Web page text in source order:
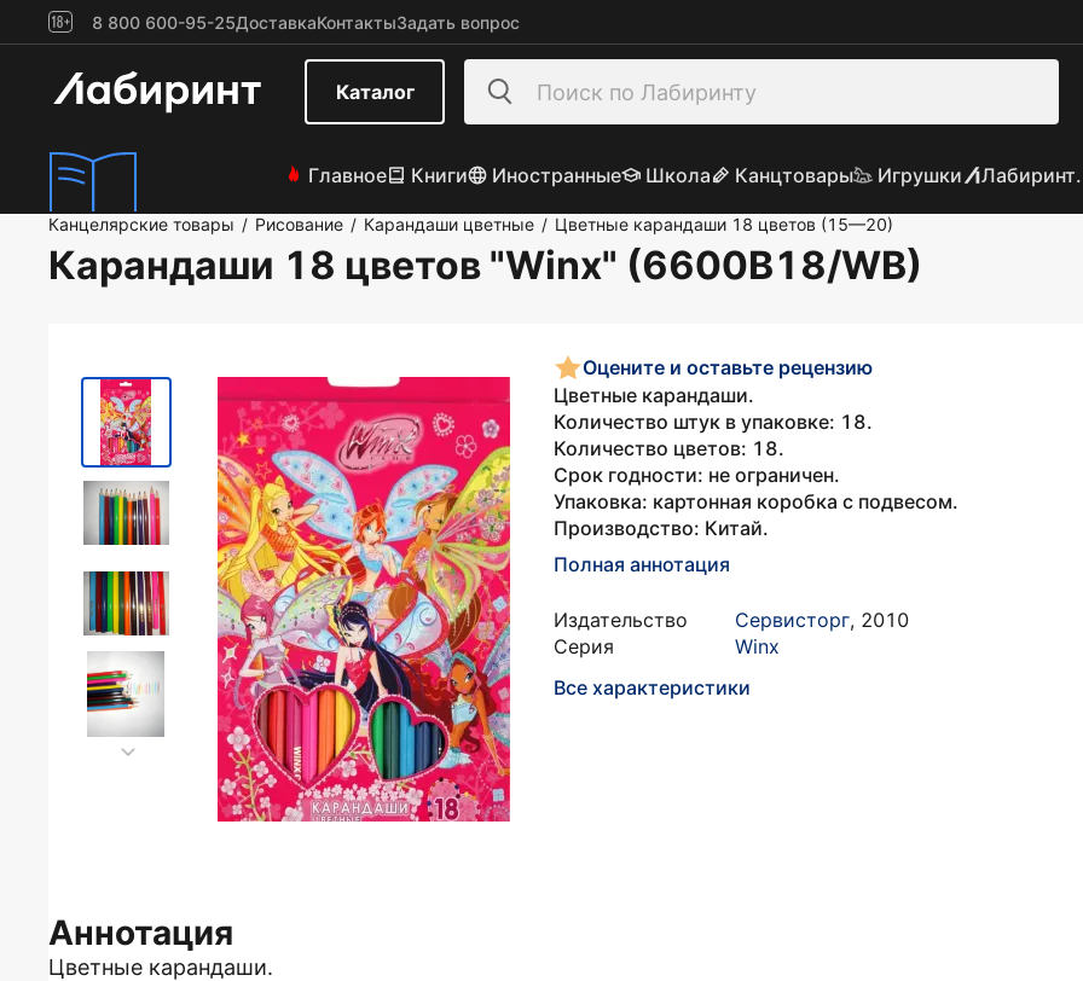
8 800 600-95-25ДоставкаКонтактыЗадать вопрос
Каталог
Главное Книги Иностранные Школа Канцтовары Игрушки
Канцелярские товары / Рисование / Карандаши цветные / Цветные карандаши 18 цветов (15—20)
Карандаши 18 цветов "Winx" (6600B18/WB)
Оцените и оставьте рецензию
Цветные карандаши.
Количество штук в упаковке: 18.
Количество цветов: 18.
Срок годности: не ограничен.
Упаковка: картонная коробка с подвесом.
Производство: Китай.
Полная аннотация
Издательство Сервисторг, 2010
Серия
Winx
Все характеристики
Аннотация
Цветные карандаши.